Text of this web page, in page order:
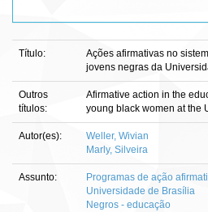
Título:
Ações afirmativas no
jovens negras da
Outros
títulos:
Afirmative action in the
young black women at the
Autor(es):
Weller, Wivian
Marly, Silveira
Assunto:
Programas de ação
Universidade de Brasília
Negros - educação